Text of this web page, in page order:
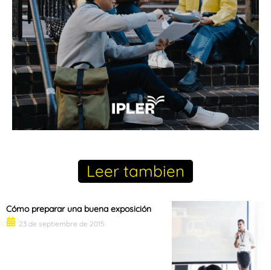
Leer tambien
Cómo preparar una buena exposición
23 de septiembre de 2015